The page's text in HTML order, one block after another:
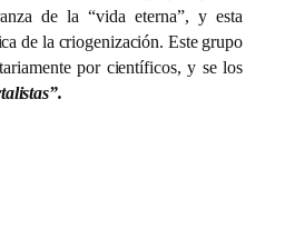
de la “vida eterna”, y esta
de la criogenización. Este grupo
por científicos, y se los